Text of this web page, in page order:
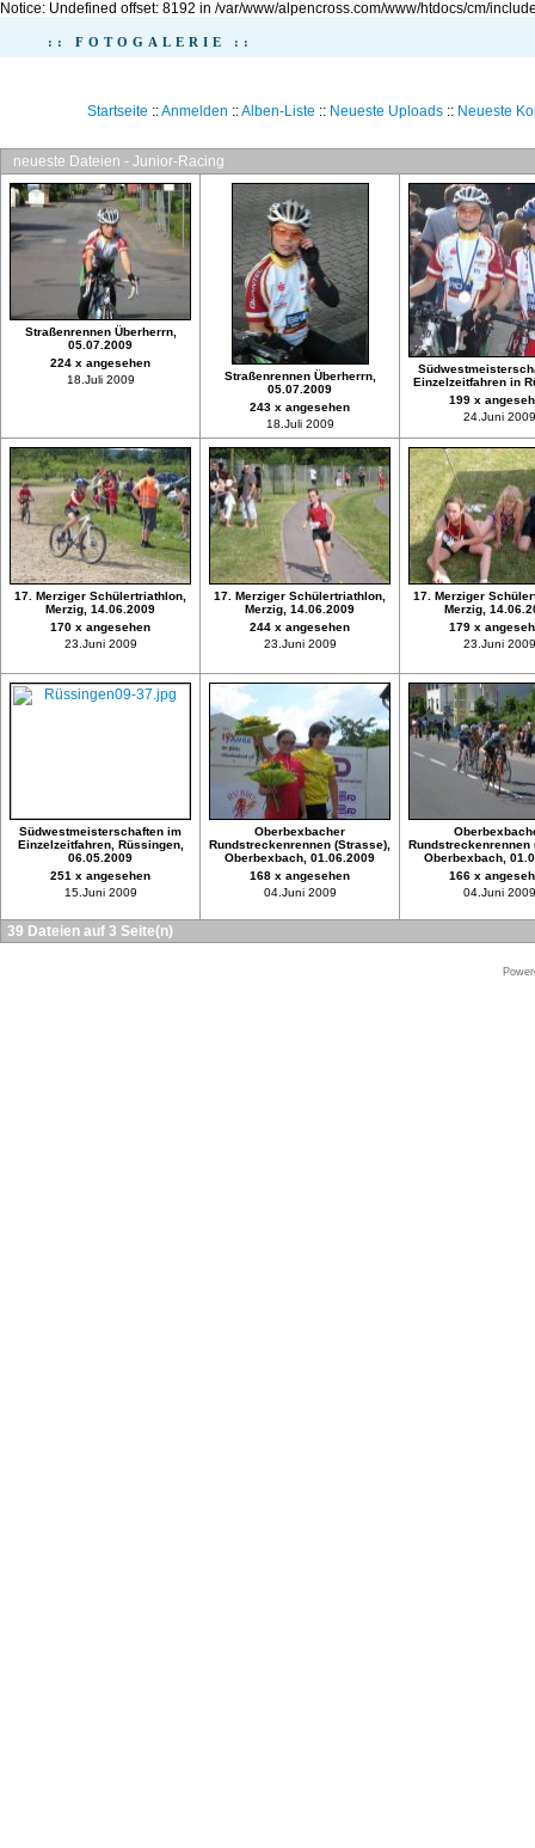
Notice: Undefined offset: 8192 in /var/www/alpencross.com/www/htdocs/cm/
:: FOTOGALERIE ::
Startseite ::Anmelden ::Alben-Liste :: Neueste Uploads:: Neueste
neueste Dateien - Junior-Racing
Straßenrennen Überherrn,
05.07.2009
224 x angesehen
18.Juli 2009
Straßenrennen Überherrn,
05.07.2009
243 x angesehen
18.Juli 2009
Einzelzeitfahren in
199 x
24.Juni 2009
17. Merziger Schülertriathlon,
Merzig, 14.06.2009
170 x angesehen
23.Juni 2009
17. Merziger Schülertriathlon,
Merzig, 14.06.2009
244 x angesehen
23.Juni 2009
17. Merziger
Merzig,
179 x
23.Juni 2009
Südwestmeisterschaften im
Einzelzeitfahren, Rüssingen,
06.05.2009
251 x angesehen
15.Juni 2009
Oberbexbacher
Rundstreckenrennen (Strasse),
Oberbexbach, 01.06.2009
168 x angesehen
04.Juni 2009
Rundstreckenrennen
Oberbexbach,
166 x
04.Juni 2009
39 Dateien auf 3 Seite(n)